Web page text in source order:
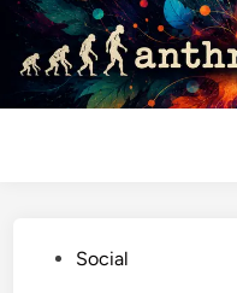
Saltar
contenido
Publicado
Social